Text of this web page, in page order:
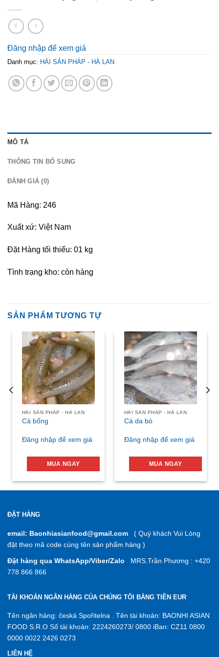
Đăng nhập để xem giá
Danh mục: HẢI SẢN PHÁP - HÀ LAN
MÔ TẢ
THÔNG TIN BỔ SUNG
ĐÁNH GIÁ (0)
Mã Hàng: 246
Xuất xứ: Việt Nam
Đặt Hàng tối thiểu: 01 kg
Tình trạng kho: còn hàng
SẢN PHẨM TƯƠNG TỰ
HẢI SẢN PHÁP - HÀ LAN
Cá bống
Đăng nhập để xem giá
MUA NGAY
HẢI SẢN PHÁP - HÀ LAN
Cá da bò
Đăng nhập để xem giá
MUA NGAY
ĐẶT HÀNG
email: Baonhiasianfood@gmail.com ( Quý khách Vui Lòng
đặt theo mã code cùng tên sản phẩm hàng )
Đặt hàng qua WhatsApp/Viber/Zalo MRS.Trần Phương : +420
778 866 866
TÀI KHOẢN NGÂN HÀNG CỦA CHÚNG TÔI BẰNG TIỀN EUR
Tên ngân hàng: česká Spořitelna . Tên tài khoản: BAONHI ASIAN
FOOD S.R.O Số tài khoản: 2224260273/ 0800 iBan: CZ11 0800
0000 0022 2426 0273
LIÊN HỆ